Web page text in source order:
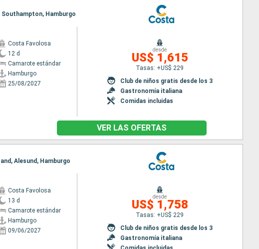
Southampton, Hamburgo
Costa Favolosa
12 d
Camarote estándar
Hamburgo
25/08/2027
desde
US$ 1,615
Tasas: +US$ 229
Club de niños gratis desde los 3
Gastronomía italiana
Comidas incluidas
VER LAS OFERTAS
Alesund, Hamburgo
Costa Favolosa
13 d
Camarote estándar
Hamburgo
09/06/2027
desde
US$ 1,758
Tasas: +US$ 229
Club de niños gratis desde los 3
Gastronomía italiana